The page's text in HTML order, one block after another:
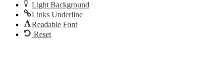
Light Background
Links Underline
Readable Font
Reset